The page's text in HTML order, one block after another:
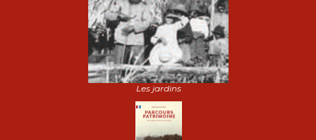
Les jardins